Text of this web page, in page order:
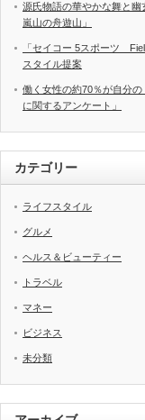
源氏物語の華やかな舞と
嵐山の舟遊山」
「セイコー 5スポーツ
スタイル提案
働く女性の約70％が自分
に関するアンケート」
カテゴリー
ライフスタイル
グルメ
ヘルス＆ビューティー
トラベル
マネー
ビジネス
未分類